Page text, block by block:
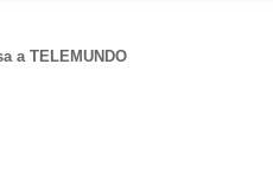
a TELEMUNDO